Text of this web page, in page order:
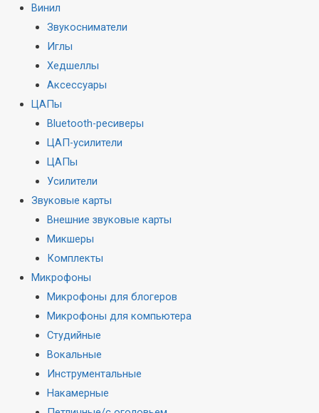
Винил
Звукосниматели
Иглы
Хедшеллы
Аксессуары
ЦАПы
Bluetooth-ресиверы
ЦАП-усилители
ЦАПы
Усилители
Звуковые карты
Внешние звуковые карты
Микшеры
Комплекты
Микрофоны
Микрофоны для блогеров
Микрофоны для компьютера
Студийные
Вокальные
Инструментальные
Накамерные